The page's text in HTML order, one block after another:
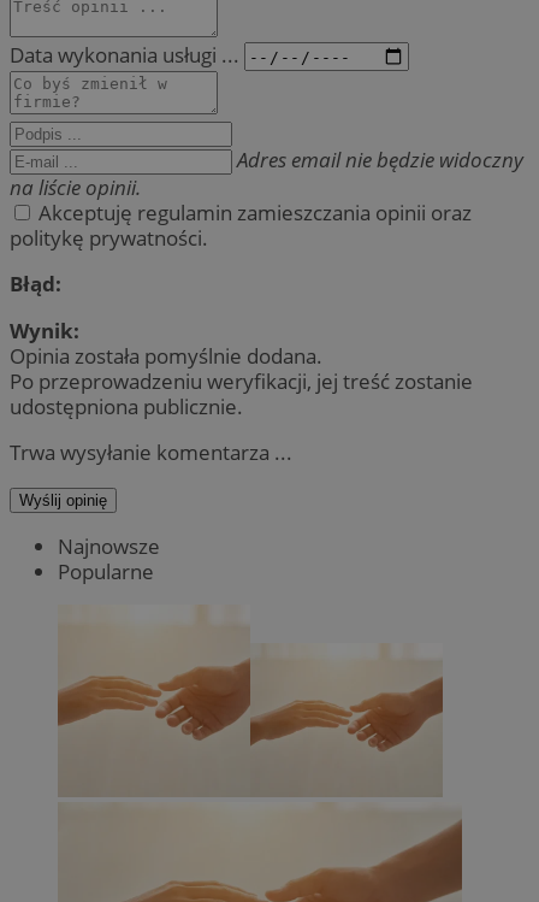
Data wykonania usługi ...
Adres email nie będzie widoczny
na liście opinii.
Akceptuję regulamin zamieszczania opinii oraz
politykę prywatności.
Błąd:
Wynik:
Opinia została pomyślnie dodana.
Po przeprowadzeniu weryfikacji, jej treść zostanie
udostępniona publicznie.
Trwa wysyłanie komentarza ...
Wyślij opinię
Najnowsze
Popularne